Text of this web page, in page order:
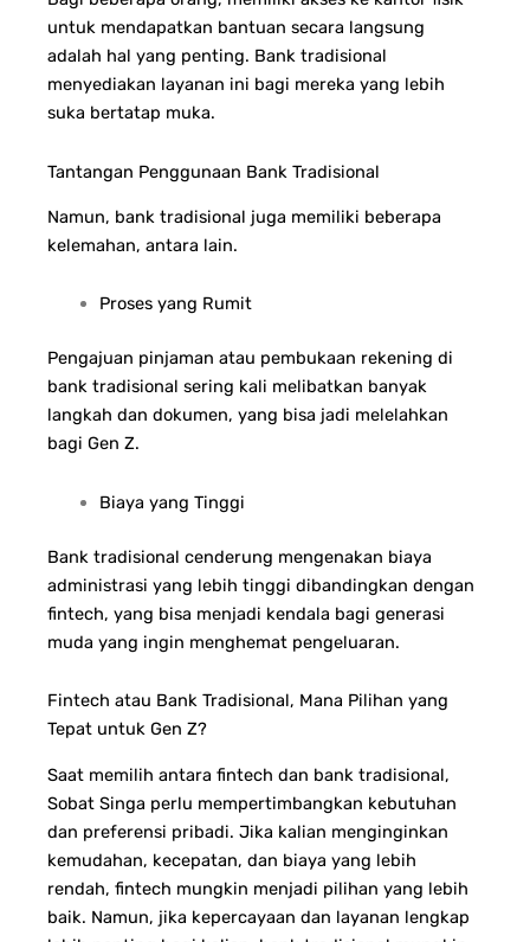
untuk mendapatkan bantuan secara langsung
adalah hal yang penting. Bank tradisional
menyediakan layanan ini bagi mereka yang lebih
suka bertatap muka.
Tantangan Penggunaan Bank Tradisional
Namun, bank tradisional juga memiliki beberapa
kelemahan, antara lain.
Proses yang Rumit
Pengajuan pinjaman atau pembukaan rekening di
bank tradisional sering kali melibatkan banyak
langkah dan dokumen, yang bisa jadi melelahkan
bagi Gen Z.
Biaya yang Tinggi
Bank tradisional cenderung mengenakan biaya
administrasi yang lebih tinggi dibandingkan dengan
fintech, yang bisa menjadi kendala bagi generasi
muda yang ingin menghemat pengeluaran.
Fintech atau Bank Tradisional, Mana Pilihan yang
Tepat untuk Gen Z?
Saat memilih antara fintech dan bank tradisional,
Sobat Singa perlu mempertimbangkan kebutuhan
dan preferensi pribadi. Jika kalian menginginkan
kemudahan, kecepatan, dan biaya yang lebih
rendah, fintech mungkin menjadi pilihan yang lebih
baik. Namun, jika kepercayaan dan layanan lengkap